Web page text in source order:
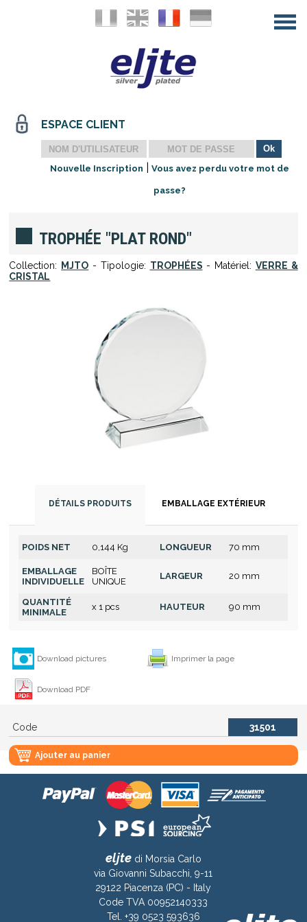
ESPACE CLIENT
Nouvelle Inscription Vous avez perdu votre mot de
passe?
TROPHÉE "PLAT ROND"
Collection: MJTO - Tipologie: TROPHÉES - Matériel: VERRE &
CRISTAL
DÉTAILS PRODUITS EMBALLAGE EXTÉRIEUR
POIDS NET 0,144 Kg LONGUEUR 70 mm
EMBALLAGE
INDIVIDUELLE
BOÎTE
UNIQUE
LARGEUR 20 mm
QUANTITÉ
MINIMALE
x 1 pcs HAUTEUR 90 mm
Download pictures Imprimer la page
Download PDF
Code 31501
Ajouter au panier
eljtedi Morsia Carlo
via Giovanni Subacchi, 9-11
29122 Piacenza (PC) - Italy
Code TVA 00952140333
Tel. +39 0523 593636